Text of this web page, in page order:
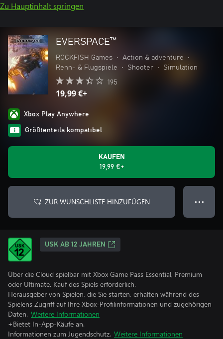
Zu Hauptinhalt springen
EVERSPACE™
ROCKFISH Games • Action & adventure
•
Renn- & Flugspiele
• Shooter • Simulation
195
19,99 €+
Xbox Play Anywhere
Größtenteils kompatibel
KAUFEN
19,99 €+
ZUR WUNSCHLISTE HINZUFÜGEN ● ● ●
USK AB 12 JAHREN
Über die Cloud spielbar mit Xbox Game Pass Essential, Premium
oder Ultimate. Kauf des Spiels erforderlich.
Herausgeber von Spielen, die Sie starten, erhalten während des
Spielens Zugriff auf Ihre Xbox-Profilinformationen und zugehörigen
Daten. Weitere Informationen
+Bietet In-App-Käufe an.
Informationen zum Jugendschutz. Weitere Informationen